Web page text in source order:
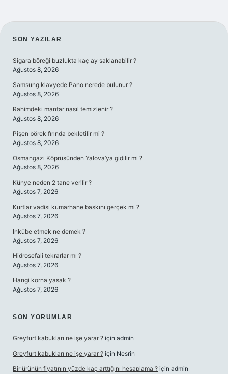
SIDEBAR
SON YAZILAR
Sigara böreği buzlukta kaç ay saklanabilir ?
Ağustos 8, 2026
Samsung klavyede Pano nerede bulunur ?
Ağustos 8, 2026
Rahimdeki mantar nasıl temizlenir ?
Ağustos 8, 2026
Pişen börek fırında bekletilir mi ?
Ağustos 8, 2026
Osmangazi Köprüsünden Yalova’ya gidilir mi ?
Ağustos 8, 2026
Künye neden 2 tane verilir ?
Ağustos 7, 2026
Kurtlar vadisi kumarhane baskını gerçek mi ?
Ağustos 7, 2026
Inkübe etmek ne demek ?
Ağustos 7, 2026
Hidrosefali tekrarlar mı ?
Ağustos 7, 2026
Hangi korna yasak ?
Ağustos 7, 2026
SON YORUMLAR
Greyfurt kabukları ne işe yarar ? için admin
Greyfurt kabukları ne işe yarar ? için Nesrin
Bir ürünün fiyatının yüzde kaç arttığını hesaplama ? için admin